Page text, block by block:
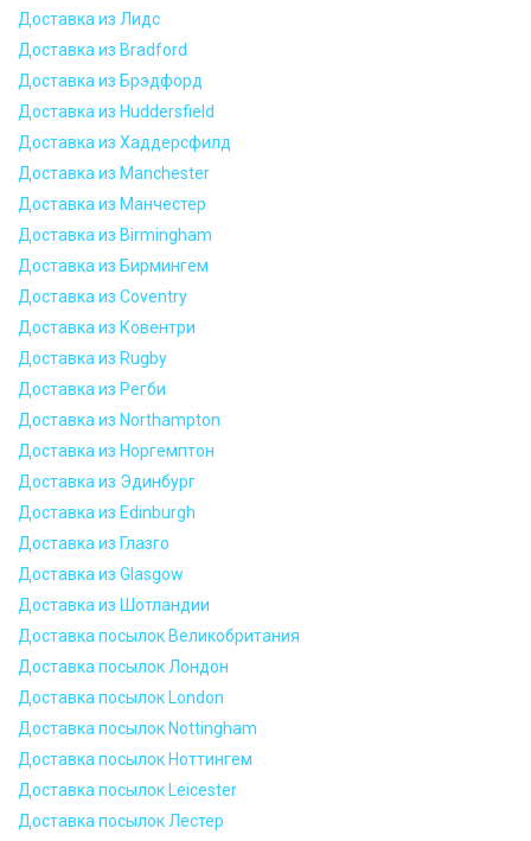
Доставка из Лидс
Доставка из Bradford
Доставка из Брэдфорд
Доставка из Huddersfield
Доставка из Хаддерсфилд
Доставка из Manchester
Доставка из Манчестер
Доставка из Birmingham
Доставка из Бирмингем
Доставка из Coventry
Доставка из Ковентри
Доставка из Rugby
Доставка из Регби
Доставка из Northampton
Доставка из Норгемптон
Доставка из Эдинбург
Доставка из Edinburgh
Доставка из Глазго
Доставка из Glasgow
Доставка из Шотландии
Доставка посылок Великобритания
Доставка посылок Лондон
Доставка посылок London
Доставка посылок Nottingham
Доставка посылок Ноттингем
Доставка посылок Leicester
Доставка посылок Лестер